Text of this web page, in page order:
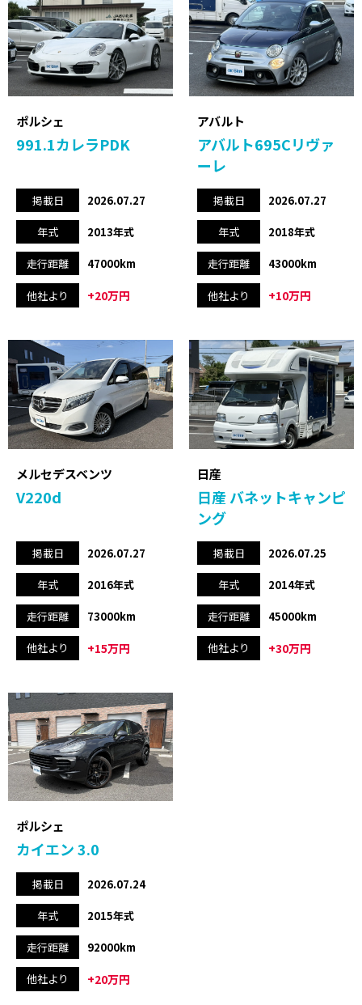
ポルシェ
991.1カレラPDK
掲載日 2026.07.27
年式 2013年式
走行距離 47000km
他社より +20万円
アバルト
アバルト695Cリヴァ
ーレ
掲載日 2026.07.27
年式 2018年式
走行距離 43000km
他社より +10万円
メルセデスベンツ
V220d
掲載日 2026.07.27
年式 2016年式
走行距離 73000km
他社より +15万円
日産
日産 バネットキャンピ
ング
掲載日 2026.07.25
年式 2014年式
走行距離 45000km
他社より +30万円
ポルシェ
カイエン 3.0
掲載日 2026.07.24
年式 2015年式
走行距離 92000km
他社より +20万円